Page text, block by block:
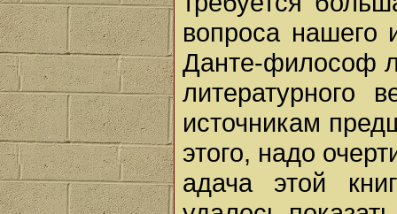
вопроса нашего
Данте-философ
источникам
этого, надо
адача этой